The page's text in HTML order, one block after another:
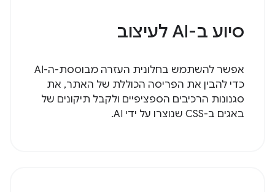
סיוע ב-AI לעיצוב
אפשר להשתמש בחלונית העזרה מבוססת-ה-AI
כדי להבין את הפריסה הכוללת של האתר, את
סגנונות הרכיבים הספציפיים ולקבל תיקונים של
באגים ב-CSS שנוצרו על ידי AI.